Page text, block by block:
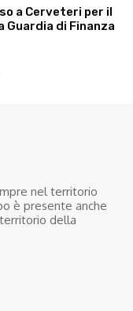
a Cerveteri per il
Guardia di Finanza
nel territorio
è presente anche
della